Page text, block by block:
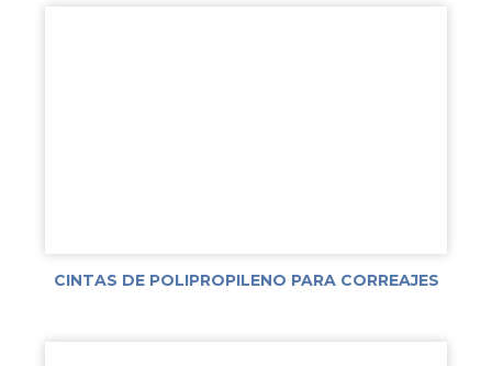
CINTAS DE POLIPROPILENO PARA CORREAJES